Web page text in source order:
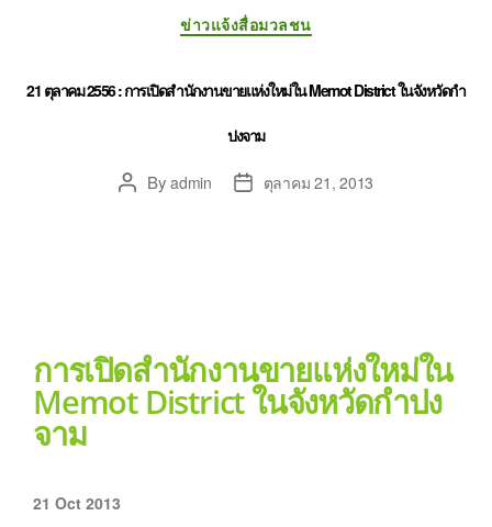
ข่าวแจ้งสื่อมวลชน
21 ตุลาคม 2556 : การเปิดสำนักงานขายแห่งใหม่ใน Memot District ในจังหวัดกำ
ปงจาม
Byadmin ตุลาคม 21, 2013
การเปิดสำนักงานขายแห่งใหม่ใน
Memot District ในจังหวัดกำปง
จาม
21 Oct 2013